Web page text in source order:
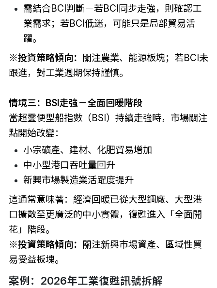
需結合BCI判斷－若BCI同步走強，則確認工
業需求；若BCI低迷，可能只是局部貿易活
躍。
※投資策略傾向： 關注農業、能源板塊；若BCI未
跟進，對工業週期保持謹慎。
情境三：BSI走強－全面回暖階段
當超靈便型船指數（BSI）持續走強時，市場關注
點開始改變：
小宗礦產、建材、化肥貿易增加
中小型港口吞吐量回升
新興市場製造業活躍度提升
這通常意味著：經濟回暖已從大型鋼廠、大型港
口擴散至更廣泛的中小實體，復甦進入「全面開
花」階段。
※投資策略傾向： 關注新興市場資產、區域性貿
易受益板塊。
案例：2026年工業復甦訊號拆解